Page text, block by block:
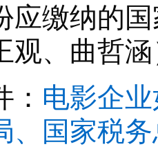
应缴纳的
观、曲哲
电影企
、国家税